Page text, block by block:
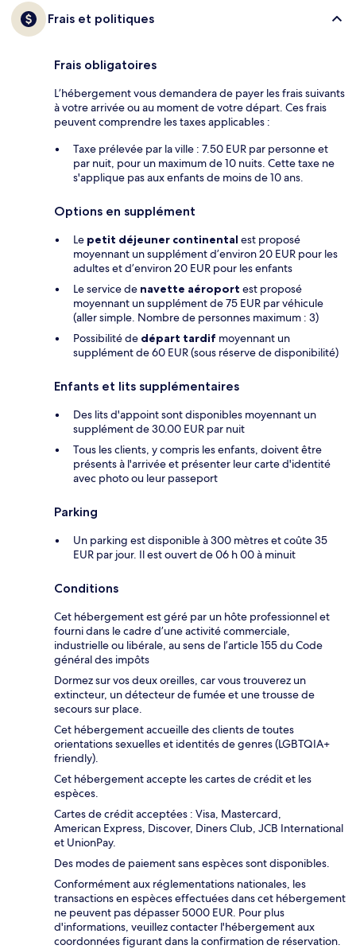
Frais et politiques
Frais obligatoires
L’hébergement vous demandera de payer les frais suivants
à votre arrivée ou au moment de votre départ. Ces frais
peuvent comprendre les taxes applicables :
Taxe prélevée par la ville : 7.50 EUR par personne et
par nuit, pour un maximum de 10 nuits. Cette taxe ne
s'applique pas aux enfants de moins de 10 ans.
Options en supplément
Le petit déjeuner continental est proposé
moyennant un supplément d’environ 20 EUR pour les
adultes et d’environ 20 EUR pour les enfants
Le service de navette aéroport est proposé
moyennant un supplément de 75 EUR par véhicule
(aller simple. Nombre de personnes maximum : 3)
Possibilité de départ tardif moyennant un
supplément de 60 EUR (sous réserve de disponibilité)
Enfants et lits supplémentaires
Des lits d'appoint sont disponibles moyennant un
supplément de 30.00 EUR par nuit
Tous les clients, y compris les enfants, doivent être
présents à l'arrivée et présenter leur carte d'identité
avec photo ou leur passeport
Parking
Un parking est disponible à 300 mètres et coûte 35
EUR par jour. Il est ouvert de 06 h 00 à minuit
Conditions
Cet hébergement est géré par un hôte professionnel et
fourni dans le cadre d’une activité commerciale,
industrielle ou libérale, au sens de l’article 155 du Code
général des impôts
Dormez sur vos deux oreilles, car vous trouverez un
extincteur, un détecteur de fumée et une trousse de
secours sur place.
Cet hébergement accueille des clients de toutes
orientations sexuelles et identités de genres (LGBTQIA+
friendly).
Cet hébergement accepte les cartes de crédit et les
espèces.
Cartes de crédit acceptées : Visa, Mastercard,
American Express, Discover, Diners Club, JCB International
et UnionPay.
Des modes de paiement sans espèces sont disponibles.
Conformément aux réglementations nationales, les
transactions en espèces effectuées dans cet hébergement
ne peuvent pas dépasser 5000 EUR. Pour plus
d'informations, veuillez contacter l'hébergement aux
coordonnées figurant dans la confirmation de réservation.